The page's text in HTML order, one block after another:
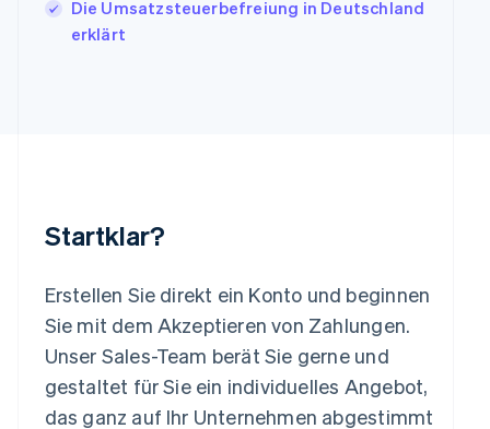
Die Umsatzsteuerbefreiung in Deutschland
erklärt
Startklar?
Erstellen Sie direkt ein Konto und beginnen
Sie mit dem Akzeptieren von Zahlungen.
Unser Sales-Team berät Sie gerne und
gestaltet für Sie ein individuelles Angebot,
das ganz auf Ihr Unternehmen abgestimmt
Kanada
EnglishFrançais
Luxemburg
English简体中文
Malta
Mexiko
EspañolEnglish
Neuseeland